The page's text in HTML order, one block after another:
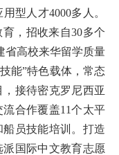
用型人才4000多人 。
，招收来自30多个
省高校来华留学质量
能”特色载体， 常态
接待密克罗尼西亚
流合作覆盖11个太平
船员技能培训。打造
派国际中文教育志愿